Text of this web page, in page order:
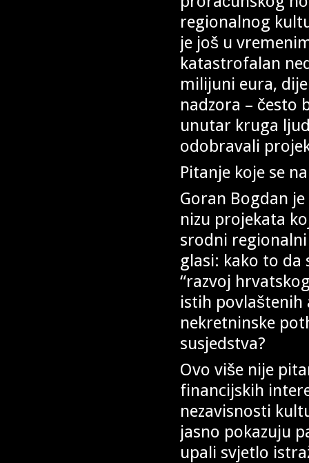
regionalnog
je još u
katastrofalan
milijuni eura,
nadzora – često
unutar kruga
odobravali
Pitanje koje se
Goran Bogdan
nizu projekata
srodni
glasi: kako to da
“razvoj
istih
nekretninske
susjedstva?
Ovo više nije
financijskih
nezavisnosti
jasno pokazuju
upali svjetlo